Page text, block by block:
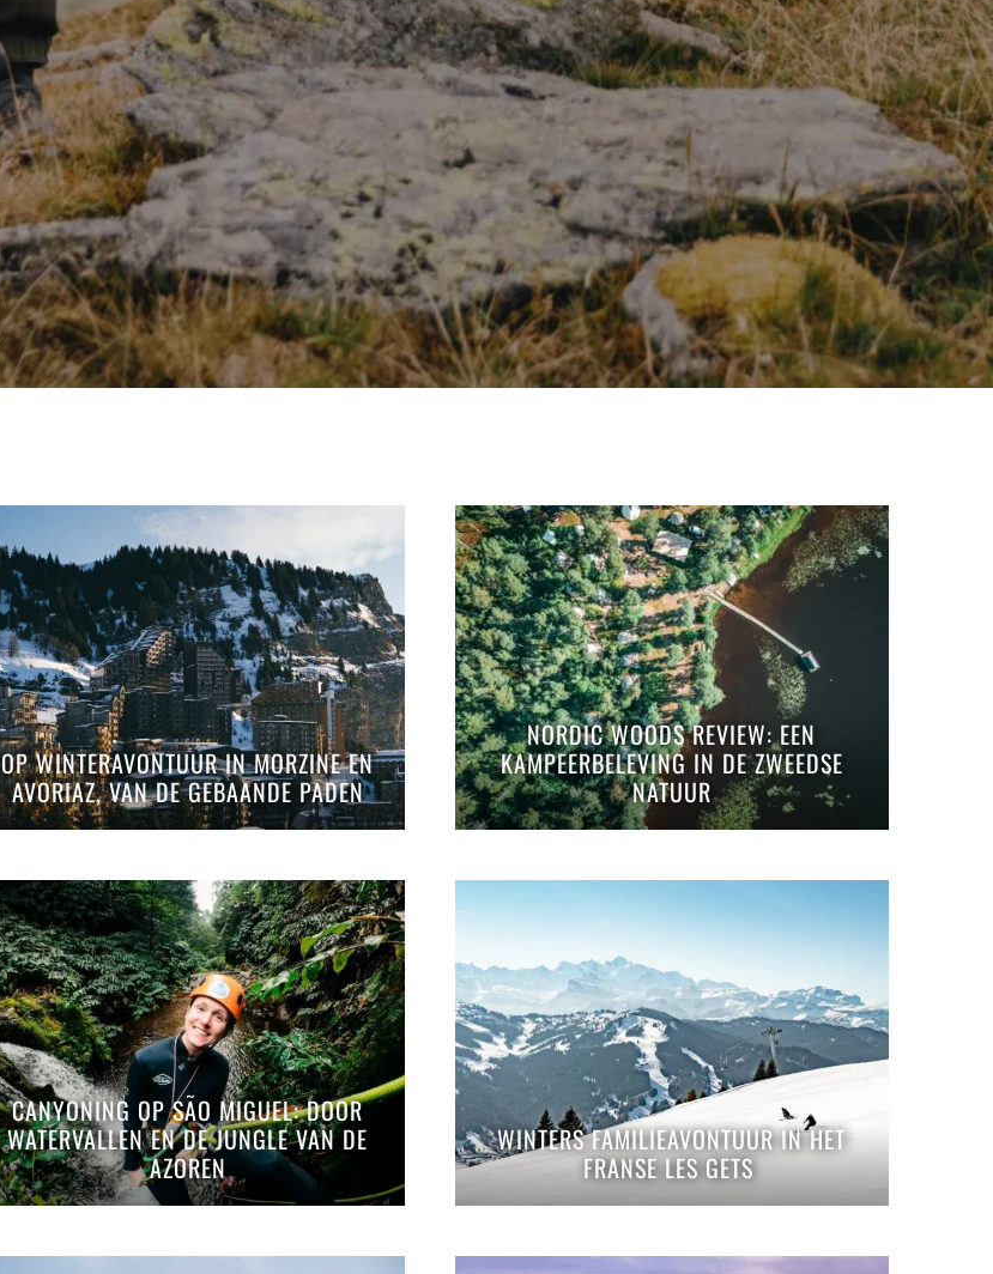
OP WINTERAVONTUUR IN MORZINE EN
AVORIAZ, VAN DE GEBAANDE PADEN
NORDIC WOODS REVIEW: EEN
KAMPEERBELEVING IN DE ZWEEDSE
NATUUR
CANYONING OP SÃO MIGUEL: DOOR
WATERVALLEN EN DE JUNGLE VAN DE
AZOREN
WINTERS FAMILIEAVONTUUR IN HET
FRANSE LES GETS